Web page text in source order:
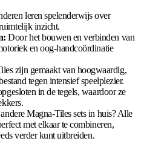
leren spelenderwijs over
inzicht.
Door het bouwen en verbinden van
en oog-handcoördinatie
zijn gemaakt van hoogwaardig,
tegen intensief speelplezier.
in de tegels, waardoor ze
Magna-Tiles sets in huis? Alle
met elkaar te combineren,
verder kunt uitbreiden.